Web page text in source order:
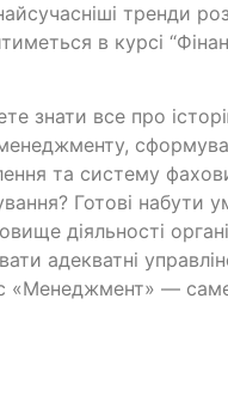
тренди
в курсі
знати все про
менеджменту,
та систему
Готові набути
діяльності
адекватні
«Менеджмент» —